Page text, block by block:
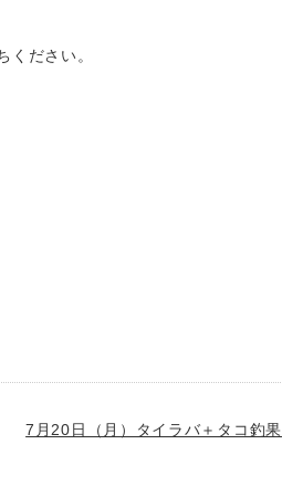
ださい。
7月20日（月）タイラバ＋タコ釣果